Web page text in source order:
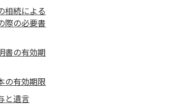
相続による
際の必要書
書の有効期
の有効期限
と遺言